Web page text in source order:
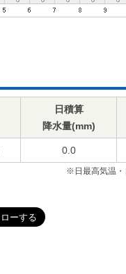
日積算
降水量(mm)
0.0
※日最高気温・